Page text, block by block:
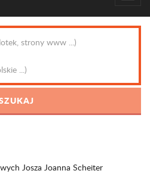
Josza Joanna Scheiter